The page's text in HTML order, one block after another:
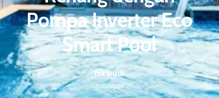
Pompa Inverter Eco
Smart Pool
mr budi
31/07/2025